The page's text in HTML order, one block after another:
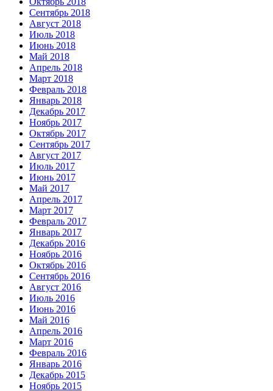
Сентябрь 2018
Август 2018
Июль 2018
Июнь 2018
Май 2018
Апрель 2018
Март 2018
Февраль 2018
Январь 2018
Декабрь 2017
Ноябрь 2017
Октябрь 2017
Сентябрь 2017
Август 2017
Июль 2017
Июнь 2017
Май 2017
Апрель 2017
Март 2017
Февраль 2017
Январь 2017
Декабрь 2016
Ноябрь 2016
Октябрь 2016
Сентябрь 2016
Август 2016
Июль 2016
Июнь 2016
Май 2016
Апрель 2016
Март 2016
Февраль 2016
Январь 2016
Декабрь 2015
Ноябрь 2015